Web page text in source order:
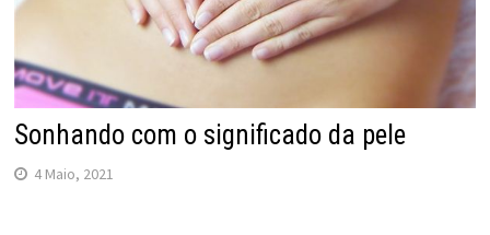
Sonhando com o significado da pele
4 Maio, 2021